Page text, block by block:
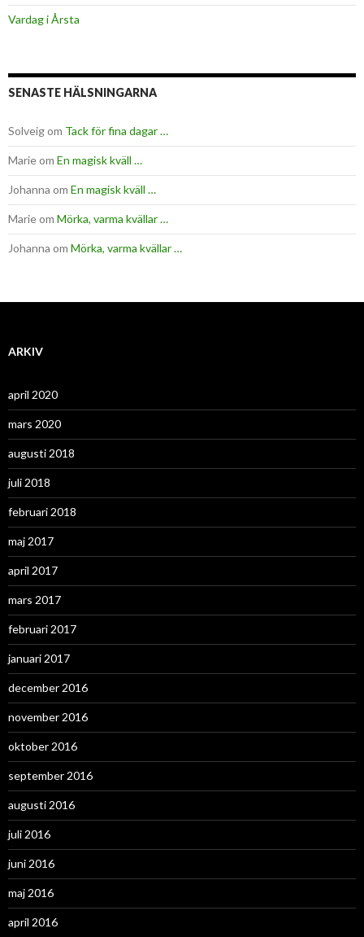
Vardag i Årsta
SENASTE HÄLSNINGARNA
Solveigom Tack för fina dagar …
Marieom En magisk kväll …
Johanna om En magisk kväll …
Marieom Mörka, varma kvällar …
Johanna om Mörka, varma kvällar …
ARKIV
april 2020
mars 2020
augusti 2018
juli 2018
februari 2018
maj 2017
april 2017
mars 2017
februari 2017
januari 2017
december 2016
november 2016
oktober 2016
september 2016
augusti 2016
juli 2016
juni 2016
maj 2016
april 2016